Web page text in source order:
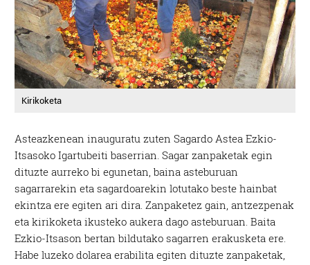
Kirikoketa
Asteazkenean inauguratu zuten Sagardo Astea Ezkio-
Itsasoko Igartubeiti baserrian. Sagar zanpaketak egin
dituzte aurreko bi egunetan, baina asteburuan
sagarrarekin eta sagardoarekin lotutako beste hainbat
ekintza ere egiten ari dira. Zanpaketez gain, antzezpenak
eta kirikoketa ikusteko aukera dago asteburuan. Baita
Ezkio-Itsason bertan bildutako sagarren erakusketa ere.
Habe luzeko dolarea erabilita egiten dituzte zanpaketak,